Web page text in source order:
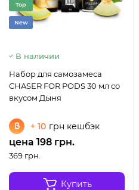
Top
New
В наличии
Набор для самозамеса
CHASER FOR PODS 30 мл со
вкусом Дыня
+ 10 грн кешбэк
цена 198 грн.
369 грн.
Купить